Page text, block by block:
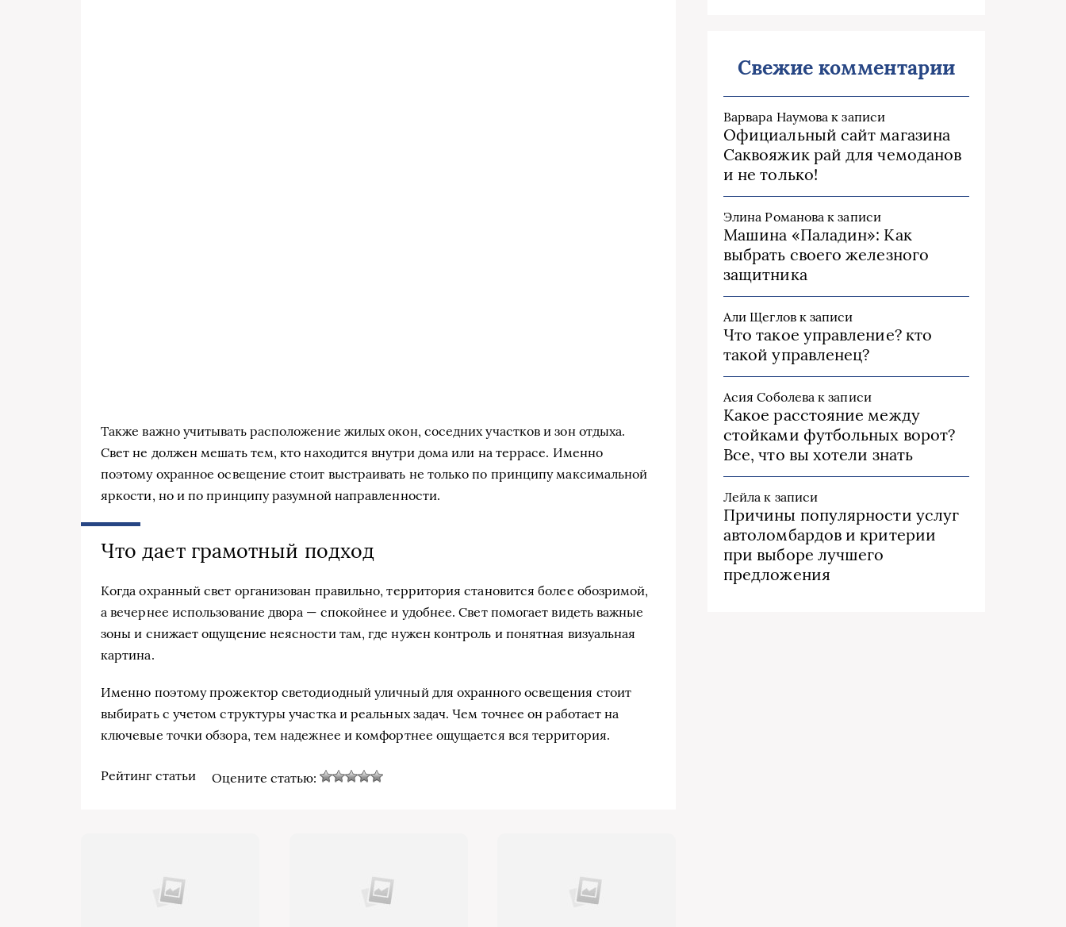
Также важно учитывать расположение жилых окон, соседних участков и зон отдыха.
Свет не должен мешать тем, кто находится внутри дома или на террасе. Именно
поэтому охранное освещение стоит выстраивать не только по принципу максимальной
яркости, но и по принципу разумной направленности.
Что дает грамотный подход
Когда охранный свет организован правильно, территория становится более обозримой,
а вечернее использование двора — спокойнее и удобнее. Свет помогает видеть важные
зоны и снижает ощущение неясности там, где нужен контроль и понятная визуальная
картина.
Именно поэтому прожектор светодиодный уличный для охранного освещения стоит
выбирать с учетом структуры участка и реальных задач. Чем точнее он работает на
ключевые точки обзора, тем надежнее и комфортнее ощущается вся территория.
Рейтинг статьи Оцените статью:
Свежие комментарии
Варвара Наумова к записи
Официальный сайт магазина
Саквояжик рай для чемоданов
и не только!
Элина Романова к записи
Машина «Паладин»: Как
выбрать своего железного
защитника
Али Щегловк записи
Что такое управление? кто
такой управленец?
Асия Соболева к записи
Какое расстояние между
стойками футбольных ворот?
Все, что вы хотели знать
Лейла к записи
Причины популярности услуг
автоломбардов и критерии
при выборе лучшего
предложения